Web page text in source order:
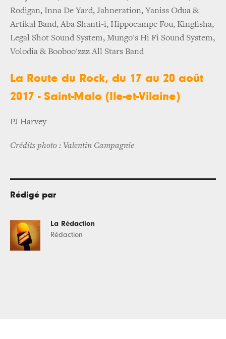
Rodigan, Inna De Yard, Jahneration, Yaniss Odua &
Artikal Band, Aba Shanti-i, Hippocampe Fou, Kingfisha,
Legal Shot Sound System, Mungo's Hi Fi Sound System,
Volodia & Booboo'zzz All Stars Band
La Route du Rock, du 17 au 20 août
2017 - Saint-Malo (Ile-et-Vilaine)
PJ Harvey
Crédits photo : Valentin Campagnie
Rédigé par
La Rédaction
Rédaction